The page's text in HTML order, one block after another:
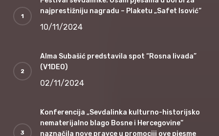
najprestižniju nagradu – Plaketu „Safet Isović“
10/11/2024
Alma Subašić predstavila spot “Rosna livada”
(V1DEO)
02/11/2024
Konferencija „Sevdalinka kulturno-historijsko
nematerijalno blago Bosne i Hercegovine“
naznačila nove pravce u promociji ove pjesme